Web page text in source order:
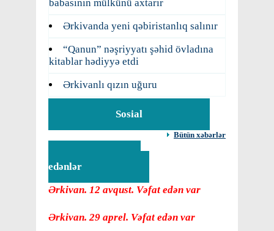
babasının mülkünü axtarır
Ərkivanda yeni qəbiristanlıq salınır
“Qanun” nəşriyyatı şəhid övladına
kitablar hədiyyə etdi
Ərkivanlı qızın uğuru
Sosial
Bütün xəbərlər
edənlər
Ərkivan. 12 avqust. Vəfat edən var
Ərkivan. 29 aprel. Vəfat edən var